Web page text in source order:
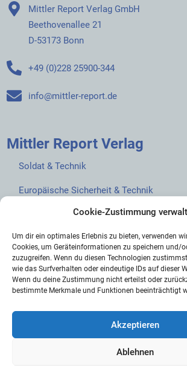
Cookie-Zustimmung
Um dir ein optimales Erlebnis zu bieten, verwenden
Cookies, um Geräteinformationen zu speichern und/
zuzugreifen. Wenn du diesen Technologien
wie das Surfverhalten oder eindeutige IDs auf dieser
Wenn du deine Zustimmung nicht erteilst oder
bestimmte Merkmale und Funktionen beeinträchtigt
Akzeptieren
Ablehnen
Mittler Report Verlag GmbH
Beethovenallee 21
D-53173 Bonn
+49 (0)228 25900-344
info@mittler-report.de
Mittler Report Verlag
Soldat & Technik
Europäische Sicherheit & Technik
European Security & Defence
MarineForum
Verlagswebsite
Mittler Report Shop